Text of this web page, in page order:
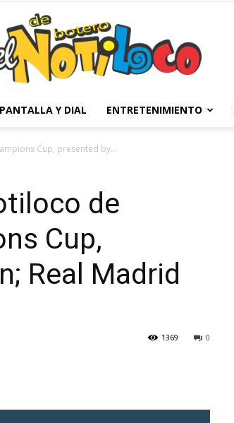
PANTALLA Y DIAL ENTRETENIMIENTO
Cup, presented by...
de
Cup,
Real Madrid
0
1369